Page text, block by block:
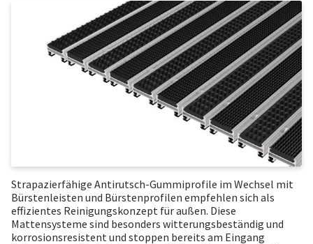
Strapazierfähige Antirutsch-Gummiprofile im Wechsel mit
Bürstenleisten und Bürstenprofilen empfehlen sich als
effizientes Reinigungskonzept für außen. Diese
Mattensysteme sind besonders witterungsbeständig und
korrosionsresistent und stoppen bereits am Eingang